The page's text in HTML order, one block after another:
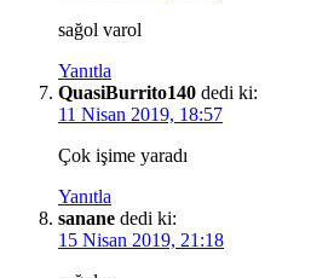
sağol varol
Yanıtla
QuasiBurrito140 dedi ki:
11 Nisan 2019, 18:57
Çok işime yaradı
Yanıtla
sanane dedi ki:
15 Nisan 2019, 21:18